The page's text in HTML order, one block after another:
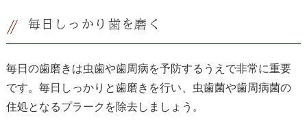
毎日しっかり歯を磨く
毎日の歯磨きは虫歯や歯周病を予防するうえで非常に重要
です。毎日しっかりと歯磨きを行い、虫歯菌や歯周病菌の
住処となるプラークを除去しましょう。